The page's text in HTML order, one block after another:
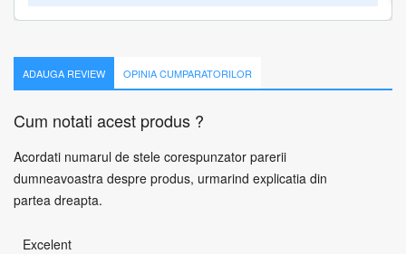
ADAUGA REVIEW OPINIA CUMPARATORILOR
Cum notati acest produs ?
Acordati numarul de stele corespunzator parerii
dumneavoastra despre produs, urmarind explicatia din
partea dreapta.
Excelent